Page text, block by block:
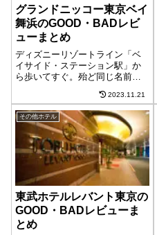
グランドニッコー東京ベイ
舞浜のGOOD・BADレビ
ューまとめ
ディズニーリゾートライン「ベ
イサイド・ステーション駅」か
ら歩いてすぐ。殆ど同じ名前の
ンク色が目印のホテル。2020年5
月にリブランドが施され、グラ
ンドニッコーホテルへ。「グラ
ンドニッコー東京ベイ 舞浜」グ
ランド...
2023.11.21
その他ホテル
東武ホテルレバント東京の
GOOD・BADレビューま
とめ